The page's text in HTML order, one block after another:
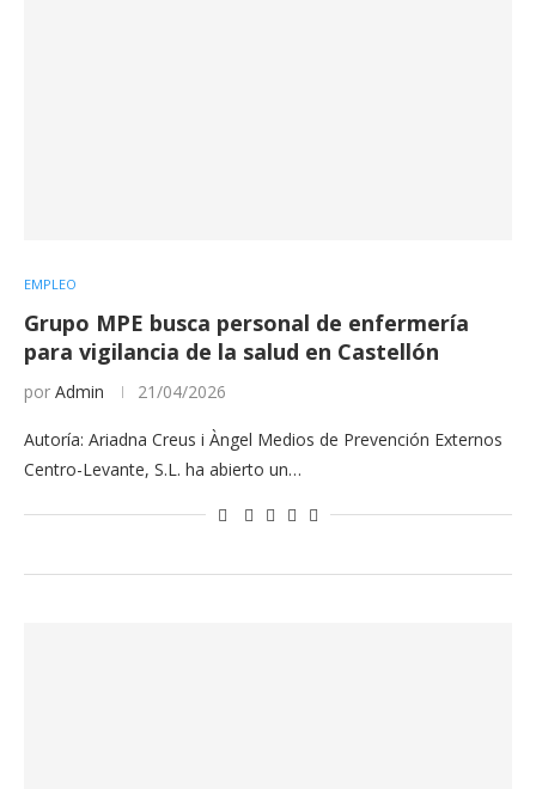
EMPLEO
Grupo MPE busca personal de enfermería
para vigilancia de la salud en Castellón
por Admin 21/04/2026
Autoría: Ariadna Creus i Àngel Medios de Prevención Externos
Centro-Levante, S.L. ha abierto un…